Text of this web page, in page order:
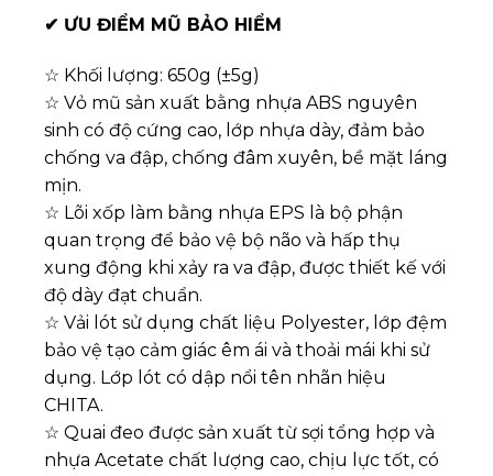
✔ ƯU ĐIỂM MŨ BẢO HIỂM
☆ Khối lượng: 650g (±5g)
☆ Vỏ mũ sản xuất bằng nhựa ABS nguyên
sinh có độ cứng cao, lớp nhựa dày, đảm bảo
chống va đập, chống đâm xuyên, bề mặt láng
mịn.
☆ Lõi xốp làm bằng nhựa EPS là bộ phận
quan trọng để bảo vệ bộ não và hấp thụ
xung động khi xảy ra va đập, được thiết kế với
độ dày đạt chuẩn.
☆ Vải lót sử dụng chất liệu Polyester, lớp đệm
bảo vệ tạo cảm giác êm ái và thoải mái khi sử
dụng. Lớp lót có dập nổi tên nhãn hiệu
CHITA.
☆ Quai đeo được sản xuất từ sợi tổng hợp và
nhựa Acetate chất lượng cao, chịu lực tốt, có